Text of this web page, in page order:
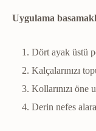
Uygulama
Dört ayak üstü
Kalçalarınızı
Kollarınızı öne
Derin nefes